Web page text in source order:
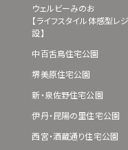
ウェルビーみのお
【ライフスタイル体感型レ
設】
中百舌鳥住宅公園
堺美原住宅公園
新・泉佐野住宅公園
伊丹・昆陽の里住宅公園
西宮・酒蔵通り住宅公園